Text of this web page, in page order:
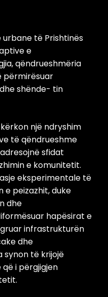
të Prishtinës
e
qëndrueshmëria
përmirësuar
shënde- tin
një ndryshim
të qëndrueshme
sfidat
e komunitetit.
eksperimentale të
e peizazhit, duke
dhe
hapësirat e
infrastrukturën
dhe
synon të krijojë
i përgjigjen